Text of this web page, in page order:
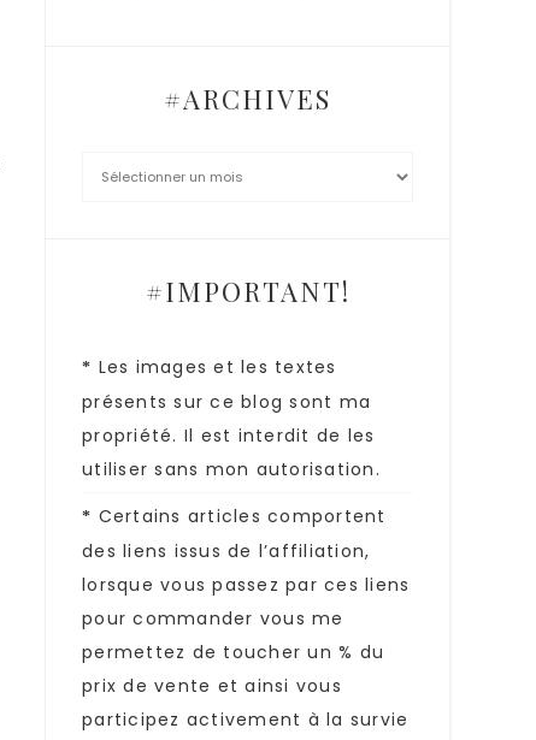
#ARCHIVES
#IMPORTANT!
* Les images et les textes
présents sur ce blog sont ma
propriété. Il est interdit de les
utiliser sans mon autorisation.
* Certains articles comportent
des liens issus de l’affiliation,
lorsque vous passez par ces liens
pour commander vous me
permettez de toucher un % du
prix de vente et ainsi vous
participez activement à la survie